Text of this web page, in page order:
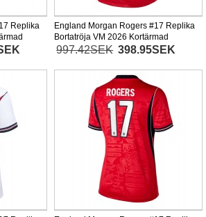
Replika
England Morgan Rogers #17 Replika
Bortatröja VM 2026 Kortärmad
997.42SEK 398.95SEK